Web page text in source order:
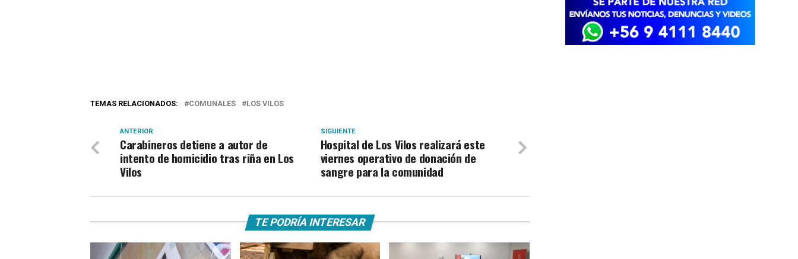
TEMAS RELACIONADOS: COMUNALES LOS VILOS
SIGUIENTE
Hospital de Los Vilos realizará este
viernes operativo de donación de
sangre para la comunidad
ANTERIOR
Carabineros detiene a autor de
intento de homicidio tras riña en Los
Vilos
TE PODRÍA INTERESAR